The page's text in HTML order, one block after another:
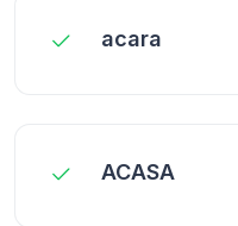
acara
ACASA